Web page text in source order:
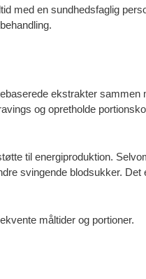
med en sundhedsfaglig
ekstrakter sammen
og opretholde
til energiproduktion.
svingende blodsukker. Det
måltider og portioner.